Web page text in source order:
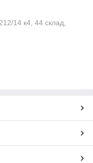
14 к4, 44 склад,